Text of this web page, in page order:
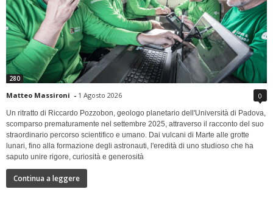
280
Matteo Massironi - 1 Agosto 2026 0
Un ritratto di Riccardo Pozzobon, geologo planetario dell'Università di Padova,
scomparso prematuramente nel settembre 2025, attraverso il racconto del suo
straordinario percorso scientifico e umano. Dai vulcani di Marte alle grotte
lunari, fino alla formazione degli astronauti, l'eredità di uno studioso che ha
saputo unire rigore, curiosità e generosità
Continua a leggere